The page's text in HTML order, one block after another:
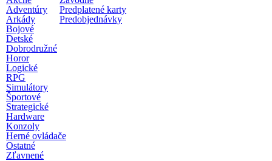
Adventúry
Arkády
Bojové
Detské
Dobrodružné
Horor
Logické
RPG
Simulátory
Športové
Strategické
Predplatené karty
Predobjednávky
Hardware
Konzoly
Herné ovládače
Ostatné
Zľavnené